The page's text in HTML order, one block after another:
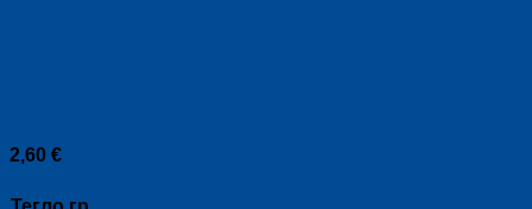
2,60 €